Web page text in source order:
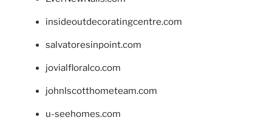
insideoutdecoratingcentre.com
salvatoresinpoint.com
jovialfloralco.com
johnlscotthometeam.com
u-seehomes.com